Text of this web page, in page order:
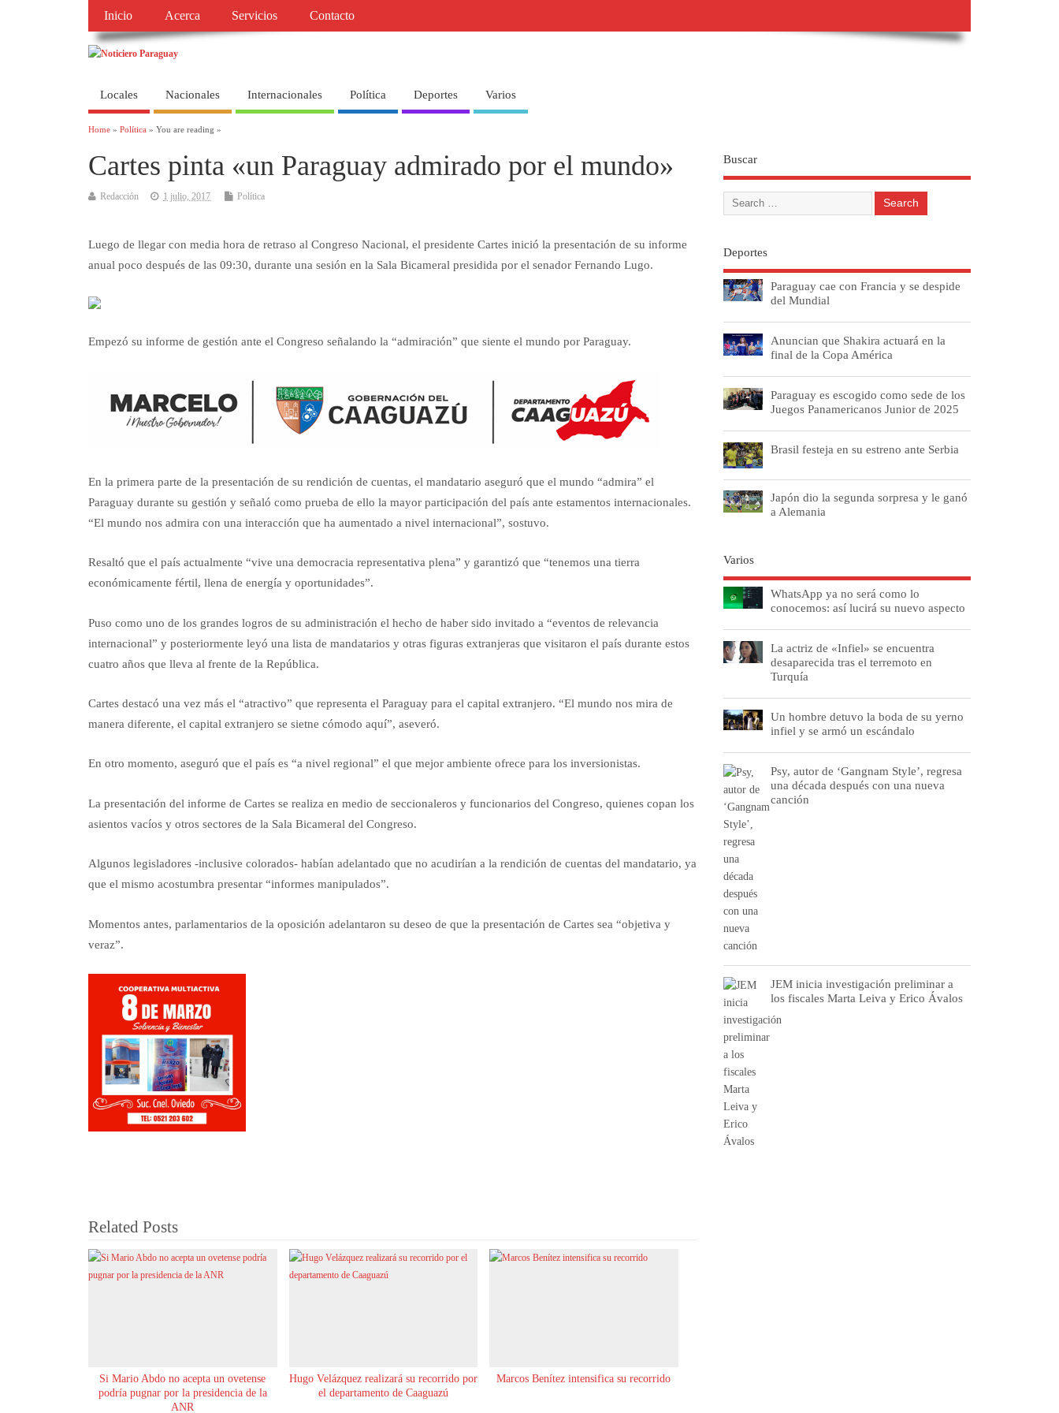
Inicio Acerca Servicios Contacto
Locales Nacionales Internacionales Política Deportes Varios
Home » Política » You are reading »
Cartes pinta «un Paraguay admirado por el mundo»
Redacción 1 julio, 2017 Política
Luego de llegar con media hora de retraso al Congreso Nacional, el presidente Cartes inició la presentación de su informe
anual poco después de las 09:30, durante una sesión en la Sala Bicameral presidida por el senador Fernando Lugo.
Empezó su informe de gestión ante el Congreso señalando la “admiración” que siente el mundo por Paraguay.
En la primera parte de la presentación de su rendición de cuentas, el mandatario aseguró que el mundo “admira” el
Paraguay durante su gestión y señaló como prueba de ello la mayor participación del país ante estamentos internacionales.
“El mundo nos admira con una interacción que ha aumentado a nivel internacional”, sostuvo.
Resaltó que el país actualmente “vive una democracia representativa plena” y garantizó que “tenemos una tierra
económicamente fértil, llena de energía y oportunidades”.
Puso como uno de los grandes logros de su administración el hecho de haber sido invitado a “eventos de relevancia
internacional” y posteriormente leyó una lista de mandatarios y otras figuras extranjeras que visitaron el país durante estos
cuatro años que lleva al frente de la República.
Cartes destacó una vez más el “atractivo” que representa el Paraguay para el capital extranjero. “El mundo nos mira de
manera diferente, el capital extranjero se sietne cómodo aquí”, aseveró.
En otro momento, aseguró que el país es “a nivel regional” el que mejor ambiente ofrece para los inversionistas.
La presentación del informe de Cartes se realiza en medio de seccionaleros y funcionarios del Congreso, quienes copan los
asientos vacíos y otros sectores de la Sala Bicameral del Congreso.
Algunos legisladores -inclusive colorados- habían adelantado que no acudirían a la rendición de cuentas del mandatario, ya
que el mismo acostumbra presentar “informes manipulados”.
Momentos antes, parlamentarios de la oposición adelantaron su deseo de que la presentación de Cartes sea “objetiva y
veraz”.
Related Posts
Si Mario Abdo no acepta un ovetense
podría pugnar por la presidencia de la
ANR
Hugo Velázquez realizará su recorrido por
el departamento de Caaguazú
Marcos Benítez intensifica su recorrido
Buscar
Deportes
Paraguay cae con Francia y se despide
del Mundial
Anuncian que Shakira actuará en la
final de la Copa América
Paraguay es escogido como sede de los
Juegos Panamericanos Junior de 2025
Brasil festeja en su estreno ante Serbia
Japón dio la segunda sorpresa y le ganó
a Alemania
Varios
WhatsApp ya no será como lo
conocemos: así lucirá su nuevo aspecto
La actriz de «Infiel» se encuentra
desaparecida tras el terremoto en
Turquía
Un hombre detuvo la boda de su yerno
infiel y se armó un escándalo
Psy, autor de ‘Gangnam Style’, regresa
una década después con una nueva
canción
JEM inicia investigación preliminar a
los fiscales Marta Leiva y Erico Ávalos